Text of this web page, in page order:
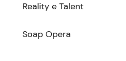
Reality e Talent
Soap Opera